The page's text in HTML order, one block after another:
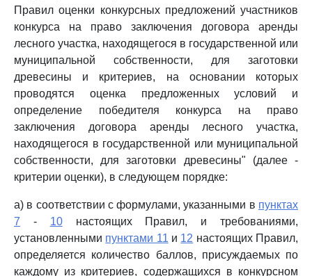
Правил оценки конкурсных предложений участников
конкурса на право заключения договора аренды
лесного участка, находящегося в государственной или
муниципальной собственности, для заготовки
древесины и критериев, на основании которых
проводятся оценка предложенных условий и
определение победителя конкурса на право
заключения договора аренды лесного участка,
находящегося в государственной или муниципальной
собственности, для заготовки древесины" (далее -
критерии оценки), в следующем порядке:
а) в соответствии с формулами, указанными в пунктах
7 - 10настоящих Правил, и требованиями,
установленными пунктами 11 и 12 настоящих Правил,
определяется количество баллов, присуждаемых по
каждому из критериев, содержащихся в конкурсном